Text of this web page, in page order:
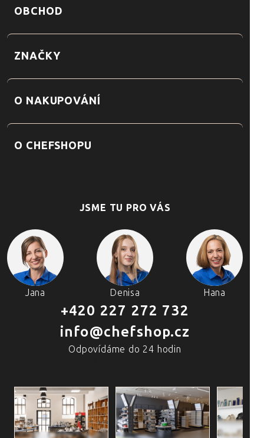
OBCHOD
ZNAČKY
O NAKUPOVÁNÍ
O CHEFSHOPU
JSME TU PRO VÁS
Jana Denisa Hana
+420 227 272 732
info@chefshop.cz
Odpovídáme do 24 hodin